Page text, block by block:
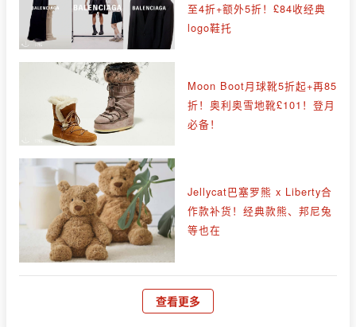
至4折+额外5折！£84收经典
logo鞋托
Moon Boot月球靴5折起+再85
折！奥利奥雪地靴£101！登月
必备！
Jellycat巴塞罗熊 x Liberty合
作款补货！经典款熊、邦尼兔
等也在
查看更多